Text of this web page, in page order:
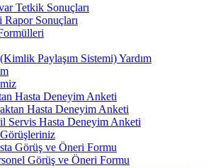
Tetkik Sonuçları
Sonuçları
Paylaşım Sistemi) Yardım
Hasta Deneyim Anketi
Hasta Deneyim Anketi
Servis Hasta Deneyim Anketi
Görüş ve Öneri Formu
Görüş ve Öneri Formu